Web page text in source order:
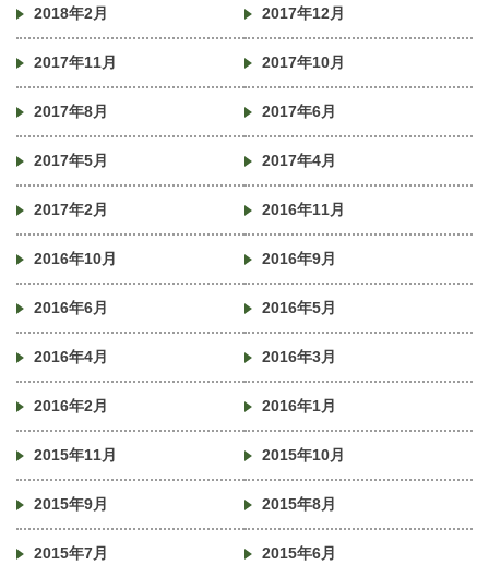
2018年2月 2017年12月
2017年11月 2017年10月
2017年8月 2017年6月
2017年5月 2017年4月
2017年2月 2016年11月
2016年10月 2016年9月
2016年6月 2016年5月
2016年4月 2016年3月
2016年2月 2016年1月
2015年11月 2015年10月
2015年9月 2015年8月
2015年7月 2015年6月